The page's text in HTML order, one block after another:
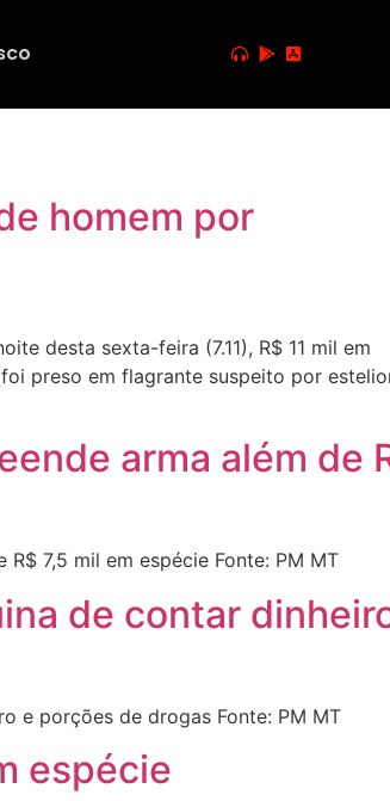
homem por
desta sexta-feira (7.11), R$ 11 mil em
preso em flagrante suspeito por
arma além de
7,5 mil em espécie Fonte: PM MT
de contar
e porções de drogas Fonte: PM MT
espécie